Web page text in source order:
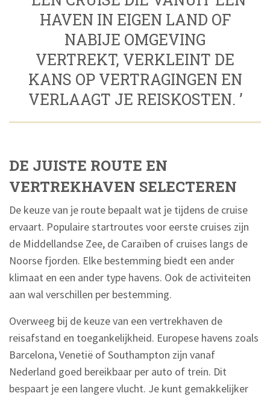
HAVEN IN EIGEN LAND OF
NABIJE OMGEVING
VERTREKT, VERKLEINT DE
KANS OP VERTRAGINGEN EN
VERLAAGT JE REISKOSTEN. ’
DE JUISTE ROUTE EN
VERTREKHAVEN SELECTEREN
De keuze van je route bepaalt wat je tijdens de cruise
ervaart. Populaire startroutes voor eerste cruises zijn
de Middellandse Zee, de Caraïben of cruises langs de
Noorse fjorden. Elke bestemming biedt een ander
klimaat en een ander type havens. Ook de activiteiten
aan wal verschillen per bestemming.
Overweeg bij de keuze van een vertrekhaven de
reisafstand en toegankelijkheid. Europese havens zoals
Barcelona, Venetië of Southampton zijn vanaf
Nederland goed bereikbaar per auto of trein. Dit
bespaart je een langere vlucht. Je kunt gemakkelijker